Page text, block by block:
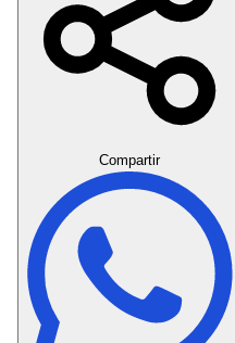
Compartir